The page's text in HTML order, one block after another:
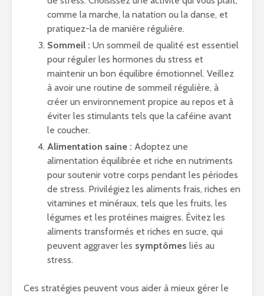
comme la marche, la natation ou la danse, et
pratiquez-la de manière régulière.
Sommeil : Un sommeil de qualité est essentiel
pour réguler les hormones du stress et
maintenir un bon équilibre émotionnel. Veillez
à avoir une routine de sommeil régulière, à
créer un environnement propice au repos et à
éviter les stimulants tels que la caféine avant
le coucher.
Alimentation saine : Adoptez une
alimentation équilibrée et riche en nutriments
pour soutenir votre corps pendant les périodes
de stress. Privilégiez les aliments frais, riches en
vitamines et minéraux, tels que les fruits, les
légumes et les protéines maigres. Évitez les
aliments transformés et riches en sucre, qui
peuvent aggraver les symptômes liés au
stress.
Ces stratégies peuvent vous aider à mieux gérer le